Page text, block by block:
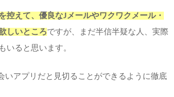
えて、優良なJメールやワクワクメール・
しいところですが、まだ半信半疑な人、実際
いると思います。
アプリだと見切ることができるように徹底